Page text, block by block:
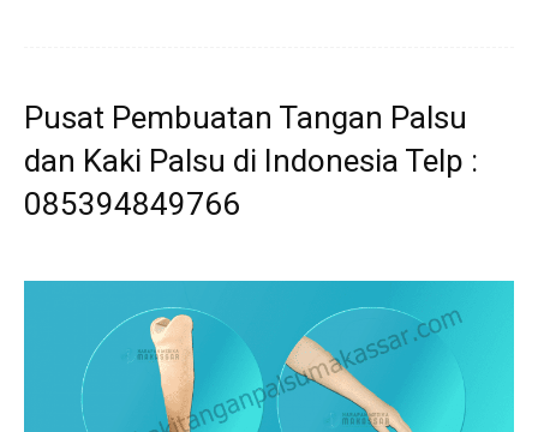
Pusat Pembuatan Tangan Palsu
dan Kaki Palsu di Indonesia Telp :
085394849766